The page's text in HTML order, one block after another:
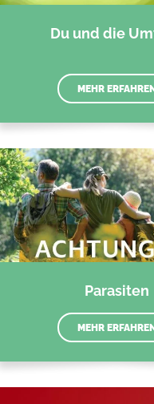
Du und die
MEHR
Parasiten
MEHR